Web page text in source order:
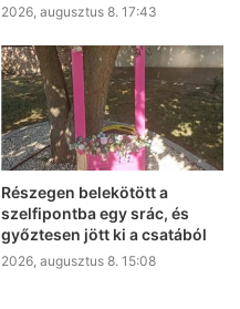
2026, augusztus 8. 17:43
Részegen belekötött a
szelfipontba egy srác, és
győztesen jött ki a csatából
2026, augusztus 8. 15:08